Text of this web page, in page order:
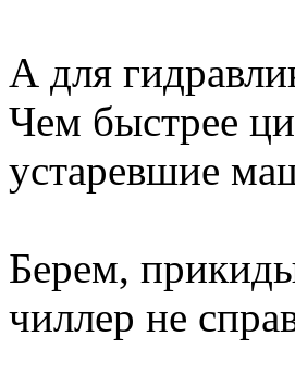
А для
Чем быстрее
устаревшие
Берем,
чиллер не